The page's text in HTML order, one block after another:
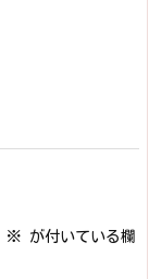
※ が付いている欄